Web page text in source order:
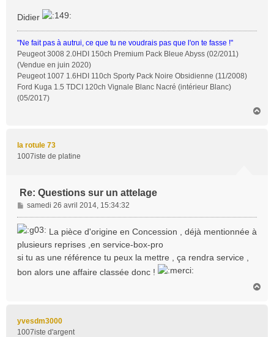
Didier
"Ne fait pas à autrui, ce que tu ne voudrais pas que l'on te fasse !"
Peugeot 3008 2.0HDI 150ch Premium Pack Bleue Abyss (02/2011)
(Vendue en juin 2020)
Peugeot 1007 1.6HDI 110ch Sporty Pack Noire Obsidienne (11/2008)
Ford Kuga 1.5 TDCI 120ch Vignale Blanc Nacré (intérieur Blanc)
(05/2017)
la rotule 73
1007iste de platine
Re: Questions sur un attelage
M
e
s
a
g
e
samedi 26 avril 2014, 15:34:32
La pièce d'origine en Concession , déjà mentionnée à
plusieurs reprises ,en service-box-pro
si tu as une référence tu peux la mettre , ça rendra service ,
bon alors une affaire classée donc !
yvesdm3000
1007iste d'argent